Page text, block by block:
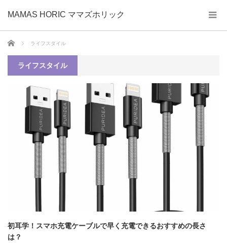
MAMAS HORIC ママズホリック
ホーム ライフスタイル
ライフスタイル
初耳学！スマホ充電ケーブルで早く充電できるおすすめの長さ
は？